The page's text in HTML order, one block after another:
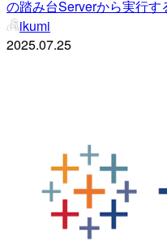
の踏み台Serverから実行す
ikumi
2025.07.25